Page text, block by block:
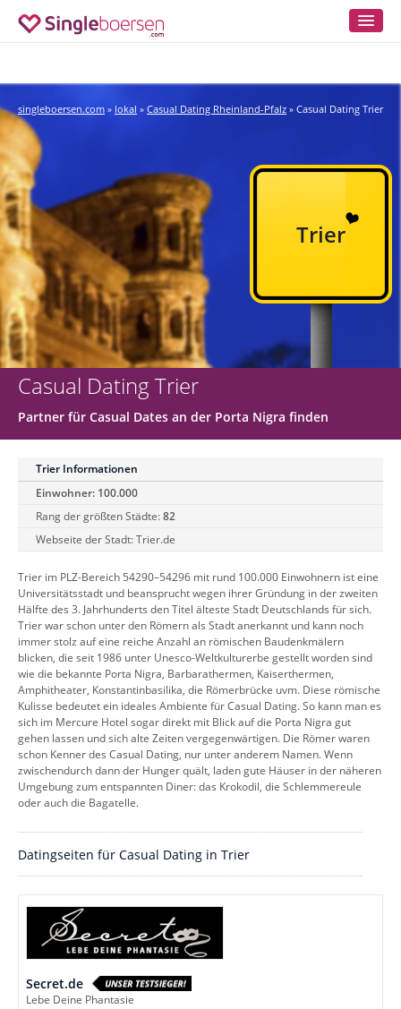
singleboersen.com » lokal » Casual Dating Rheinland-Pfalz » Casual Dating Trier
Casual Dating Trier
Partner für Casual Dates an der Porta Nigra finden
Trier
Trier Informationen
Einwohner: 100.000
Rang der größten Städte:82
Webseite der Stadt:Trier.de
Trier im PLZ-Bereich 54290–54296 mit rund 100.000 Einwohnern ist eine
Universitätsstadt und beansprucht wegen ihrer Gründung in der zweiten
Hälfte des 3. Jahrhunderts den Titel älteste Stadt Deutschlands für sich.
Trier war schon unter den Römern als Stadt anerkannt und kann noch
immer stolz auf eine reiche Anzahl an römischen Baudenkmälern
blicken, die seit 1986 unter Unesco-Weltkulturerbe gestellt worden sind
wie die bekannte Porta Nigra, Barbarathermen, Kaiserthermen,
Amphitheater, Konstantinbasilika, die Römerbrücke uvm. Diese römische
Kulisse bedeutet ein ideales Ambiente für Casual Dating. So kann man es
sich im Mercure Hotel sogar direkt mit Blick auf die Porta Nigra gut
gehen lassen und sich alte Zeiten vergegenwärtigen. Die Römer waren
schon Kenner des Casual Dating, nur unter anderem Namen. Wenn
zwischendurch dann der Hunger quält, laden gute Häuser in der näheren
Umgebung zum entspannten Diner: das Krokodil, die Schlemmereule
oder auch die Bagatelle.
Datingseiten für Casual Dating in Trier
Secret.de
Lebe Deine Phantasie